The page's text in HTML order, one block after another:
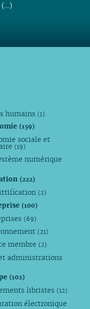
(…)
humains (1)
(159)
sociale et
(19)
numérique
(222)
(2)
(100)
(69)
(21)
membre (2)
administrations
(102)
libristes (12)
électronique